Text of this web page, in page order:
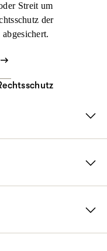
Streit um
der
Recht kommen.
unsere flexiblen